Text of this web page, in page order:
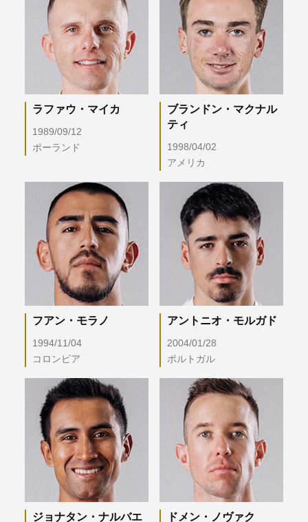
ラファウ・マイカ
1989/09/12
ポーランド
ブランドン・マクナル
ティ
1998/04/02
アメリカ
フアン・モラノ
1994/11/04
コロンビア
アントニオ・モルガド
2004/01/28
ポルトガル
ジョナタン・ナルバエ
ドメン・ノヴァク